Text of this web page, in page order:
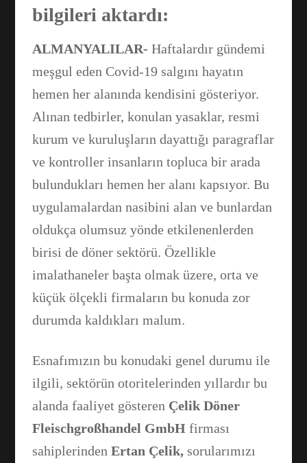
bilgileri aktardı:
ALMANYALILAR- Haftalardır gündemi
meşgul eden Covid-19 salgını hayatın
hemen her alanında kendisini gösteriyor.
Alınan tedbirler, konulan yasaklar, resmi
kurum ve kuruluşların dayattığı paragraflar
ve kontroller insanların topluca bir arada
bulundukları hemen her alanı kapsıyor. Bu
uygulamalardan nasibini alan ve bunlardan
oldukça olumsuz yönde etkilenenlerden
birisi de döner sektörü. Özellikle
imalathaneler başta olmak üzere, orta ve
küçük ölçekli firmaların bu konuda zor
durumda kaldıkları malum.
Esnafımızın bu konudaki genel durumu ile
ilgili, sektörün otoritelerinden yıllardır bu
alanda faaliyet gösteren Çelik Döner
Fleischgroßhandel GmbHfirması
sahiplerinden Ertan Çelik,sorularımızı